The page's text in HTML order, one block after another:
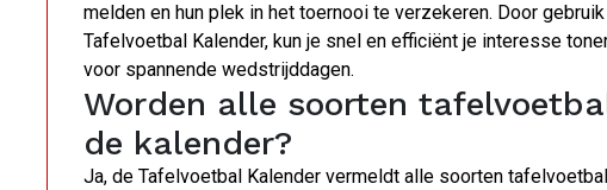
melden en hun plek in het toernooi te verzekeren. Door
Tafelvoetbal Kalender, kun je snel en efficiënt je interesse
voor spannende wedstrijddagen.
Worden alle soorten
de kalender?
Ja, de Tafelvoetbal Kalender vermeldt alle soorten